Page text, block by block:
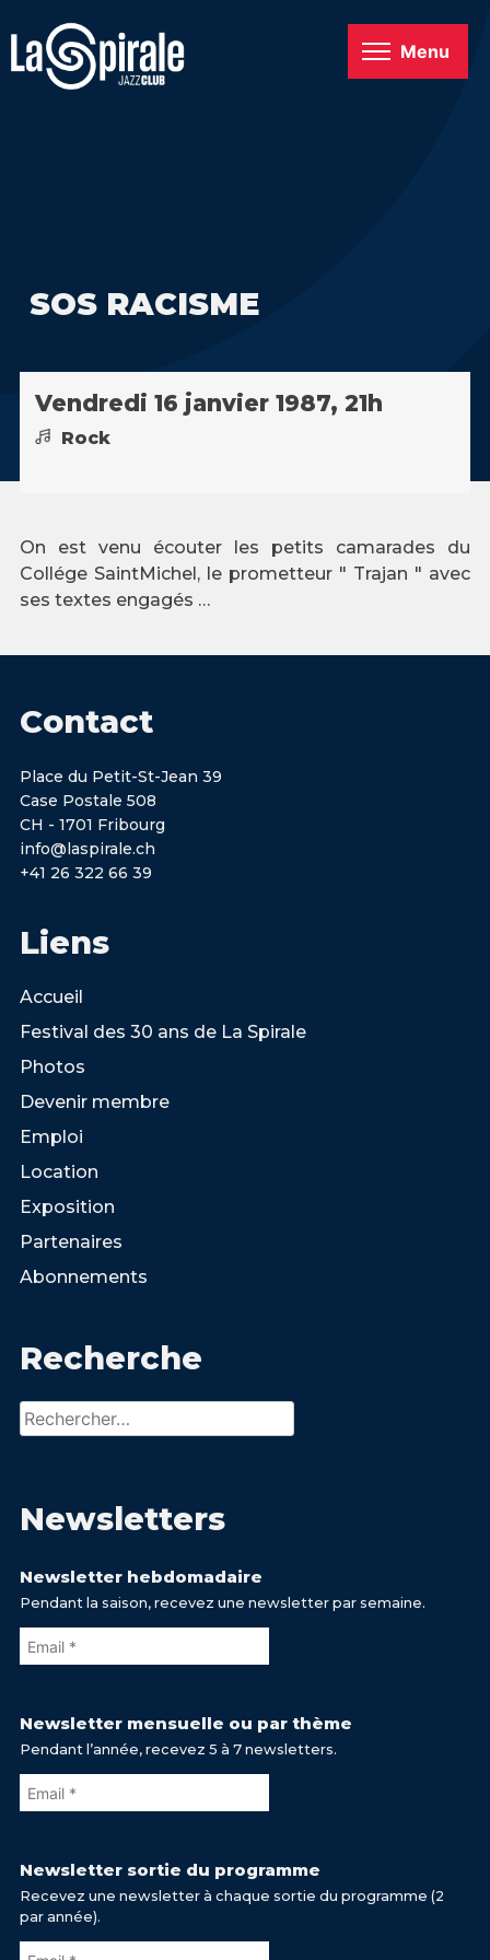
Menu
SOS RACISME
Vendredi 16 janvier 1987, 21h
Rock
On est venu écouter les petits camarades du
Collége SaintMichel, le prometteur " Trajan " avec
ses textes engagés …
Contact
Place du Petit-St-Jean 39
Case Postale 508
CH - 1701 Fribourg
info@laspirale.ch
+41 26 322 66 39
Liens
Accueil
Festival des 30 ans de La Spirale
Photos
Devenir membre
Emploi
Location
Exposition
Partenaires
Abonnements
Recherche
Rechercher :
Newsletters
Newsletter hebdomadaire
Pendant la saison, recevez une newsletter par semaine.
Newsletter mensuelle ou par thème
Pendant l’année, recevez 5 à 7 newsletters.
Newsletter sortie du programme
Recevez une newsletter à chaque sortie du programme (2
par année).